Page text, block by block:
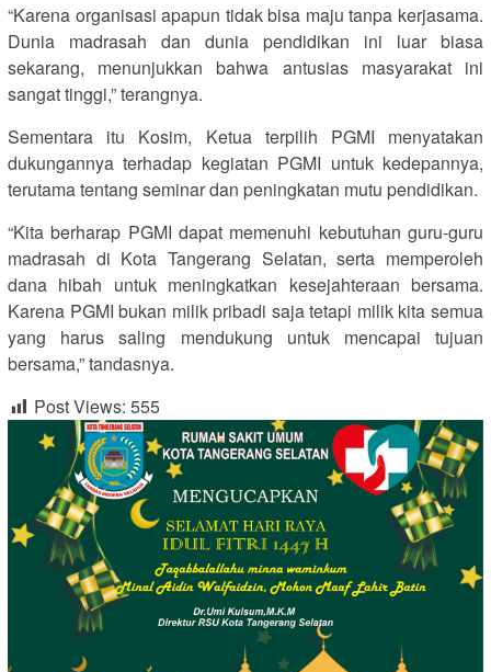
“Karena organisasi apapun tidak bisa maju tanpa kerjasama.
Dunia madrasah dan dunia pendidikan ini luar biasa
sekarang, menunjukkan bahwa antusias masyarakat ini
sangat tinggi,” terangnya.
Sementara itu Kosim, Ketua terpilih PGMI menyatakan
dukungannya terhadap kegiatan PGMI untuk kedepannya,
terutama tentang seminar dan peningkatan mutu pendidikan.
“Kita berharap PGMI dapat memenuhi kebutuhan guru-guru
madrasah di Kota Tangerang Selatan, serta memperoleh
dana hibah untuk meningkatkan kesejahteraan bersama.
Karena PGMI bukan milik pribadi saja tetapi milik kita semua
yang harus saling mendukung untuk mencapai tujuan
bersama,” tandasnya.
Post Views: 555